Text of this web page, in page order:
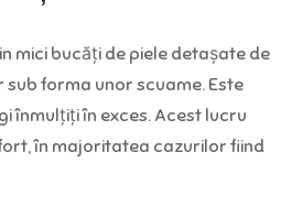
mici bucăți de piele detașate de
forma unor scuame. Este
înmulțiți în exces. Acest lucru
în majoritatea cazurilor fiind